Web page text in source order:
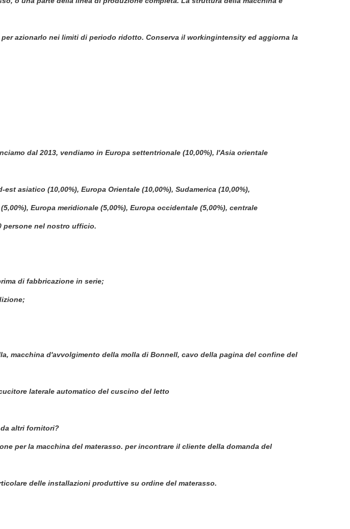
azionarlo nei limiti di periodo ridotto. Conserva il workingintensity ed aggiorna la
dal 2013, vendiamo in Europa settentrionale (10,00%), l'Asia orientale
est asiatico (10,00%), Europa Orientale (10,00%), Sudamerica (10,00%),
Europa meridionale (5,00%), Europa occidentale (5,00%), centrale
persone nel nostro ufficio.
di fabbricazione in serie;
macchina d'avvolgimento della molla di Bonnell, cavo della pagina del confine del
laterale automatico del cuscino del letto
altri fornitori?
per la macchina del materasso. per incontrare il cliente della domanda del
delle installazioni produttive su ordine del materasso.